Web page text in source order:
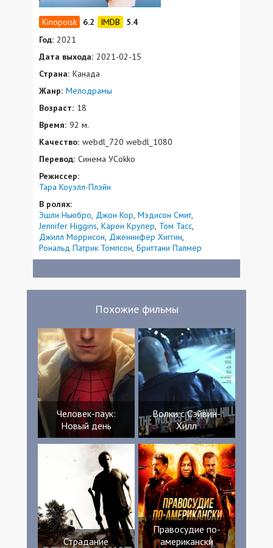
6.2
5.4
Год: 2021
Дата выхода: 2021-02-15
Страна: Канада
Жанр: Мелодрамы
Возраст: 18
Время: 92 м.
Качество: webdl_720 webdl_1080
Перевод: Синема УСokko
Режиссер:
Тара Коуэлл-Плэйн
В ролях:
Эшли Ньюбро Джон Кор Мэдисон Смит
Jennifer Higgins Карен Крупер Том Тасс
Джилл Моррисон Дженнифер Хиггин
Рональд Патрик Томпсон Бриттани Палмер
Похожие фильмы
Человек-паук:
Новый день
Волки с Сэйвин-
Хилл
Страдание
Правосудие по-
американски